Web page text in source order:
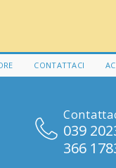
CONTATTACI
039
366